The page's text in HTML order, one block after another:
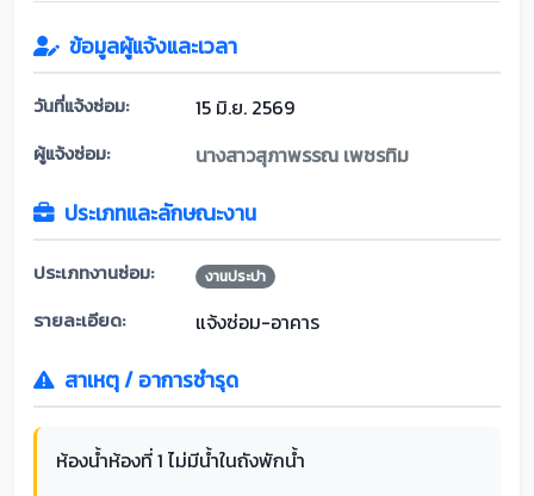
ข้อมูลผู้แจ้งและเวลา
วันที่แจ้งซ่อม: 15 มิ.ย. 2569
ผู้แจ้งซ่อม: นางสาวสุภาพรรณ เพชรทิม
ประเภทและลักษณะงาน
ประเภทงานซ่อม: งานประปา
รายละเอียด: แจ้งซ่อม-อาคาร
สาเหตุ / อาการชำรุด
ห้องน้ำห้องที่ 1 ไม่มีน้ำในถังพักน้ำ